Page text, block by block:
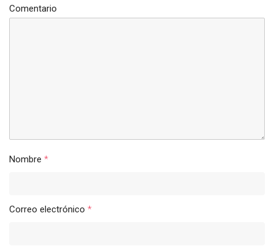
Comentario
Nombre *
Correo electrónico *